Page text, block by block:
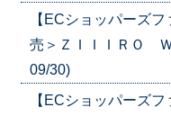
【ECショッパーズ
売＞ＺＩＩＩＲＯ
09/30)
【ECショッパーズ